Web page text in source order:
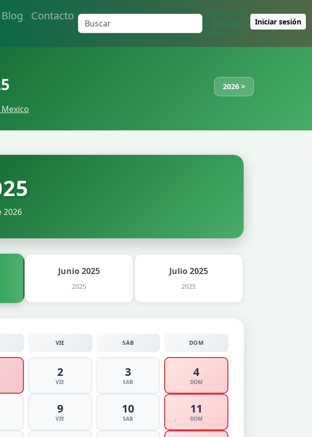
Blog Contacto
Buscar Iniciar sesión
2026 >
Mexico
2026
Junio 2025
2025
Julio 2025
2025
VIE SÁB DOM
2
VIE
3
SAB
4
DOM
9
VIE
10
SAB
11
DOM